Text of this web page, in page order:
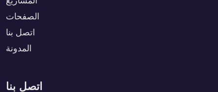
الصفحات
اتصل بنا
المدونة
اتصل بنا